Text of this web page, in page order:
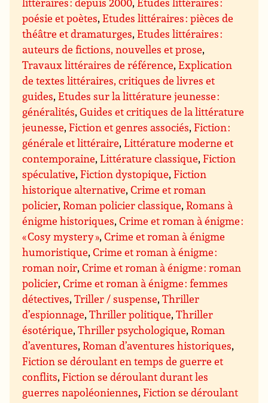
poésie et poètes,Etudes littéraires : pièces de
théâtre et dramaturges,Etudes littéraires :
auteurs de fictions, nouvelles et prose,
Travaux littéraires de référence,Explication
de textes littéraires, critiques de livres et
guides,Etudes sur la littérature jeunesse :
généralités,Guides et critiques de la littérature
jeunesse,Fiction et genres associés,Fiction :
générale et littéraire,Littérature moderne et
contemporaine,Littérature classique,Fiction
spéculative,Fiction dystopique,Fiction
historique alternative,Crime et roman
policier,Roman policier classique,Romans à
énigme historiques,Crime et roman à énigme :
« Cosy mystery »,Crime et roman à énigme
humoristique,Crime et roman à énigme :
roman noir,Crime et roman à énigme : roman
policier,Crime et roman à énigme : femmes
détectives,Triller / suspense,Thriller
d’espionnage,Thriller politique,Thriller
ésotérique,Thriller psychologique,Roman
d’aventures,Roman d’aventures historiques,
Fiction se déroulant en temps de guerre et
conflits,Fiction se déroulant durant les
guerres napoléoniennes,Fiction se déroulant